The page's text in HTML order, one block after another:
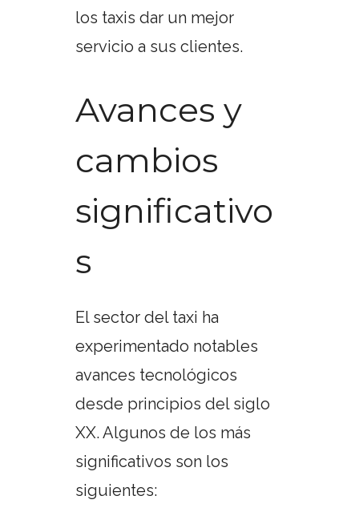
los taxis dar un mejor
servicio a sus clientes.
Avances y
cambios
significativo
s
El sector del taxi ha
experimentado notables
avances tecnológicos
desde principios del siglo
XX. Algunos de los más
significativos son los
siguientes: